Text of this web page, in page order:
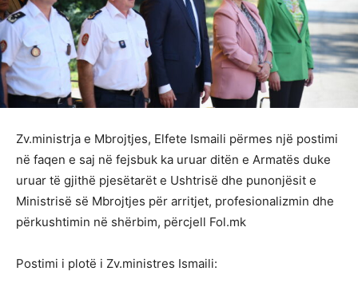
Zv.ministrja e Mbrojtjes, Elfete Ismaili përmes një postimi
në faqen e saj në fejsbuk ka uruar ditën e Armatës duke
uruar të gjithë pjesëtarët e Ushtrisë dhe punonjësit e
Ministrisë së Mbrojtjes për arritjet, profesionalizmin dhe
përkushtimin në shërbim, përcjell Fol.mk
Postimi i plotë i Zv.ministres Ismaili: